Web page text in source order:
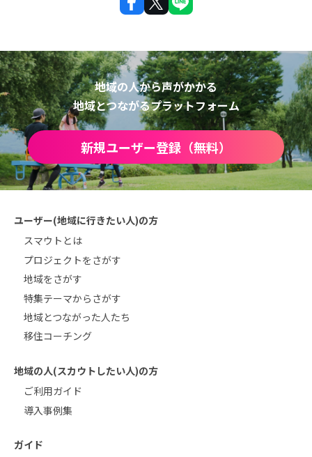
地域の人から声がかかる
地域とつながるプラットフォーム
新規ユーザー登録（無料）
ユーザー(地域に行きたい人)の方
スマウトとは
プロジェクトをさがす
地域をさがす
特集テーマからさがす
地域とつながった人たち
移住コーチング
地域の人(スカウトしたい人)の方
ご利用ガイド
導入事例集
ガイド